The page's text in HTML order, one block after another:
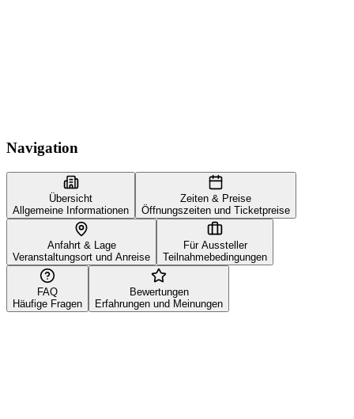
Navigation
Übersicht
Allgemeine Informationen
Zeiten & Preise
Öffnungszeiten und Ticketpreise
Anfahrt & Lage
Veranstaltungsort und Anreise
Für Aussteller
Teilnahmebedingungen
FAQ
Häufige Fragen
Bewertungen
Erfahrungen und Meinungen